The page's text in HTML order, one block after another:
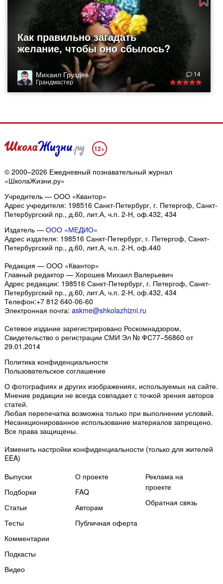
Как правильно загадать
желание, чтобы оно сбылось?
Михаил Груздев
Грандмастер
14
12+
© 2000–2026 Ежедневный познавательный журнал
«ШколаЖизни.ру»
Учредитель — ООО «Квантор»
Адрес учредителя: 198516 Санкт-Петербург, г. Петергоф, Санкт-
Петербургский пр., д.60, лит.А, ч.п. 2-Н, оф.432, 434
Издатель — ООО «МЕДИО»
Адрес издателя: 198516 Санкт-Петербург, г. Петергоф, Санкт-
Петербургский пр., д.60, лит.А, ч.п. 2-Н, оф.440
Редакция — ООО «Квантор»
Главный редактор — Хорошев Михаил Валерьевич
Адрес редакции: 198516 Санкт-Петербург, г. Петергоф, Санкт-
Петербургский пр., д.60, лит.А, ч.п. 2-Н, оф.432, 434
Телефон:+7 812 640-06-60
Электронная почта: askme@shkolazhizni.ru
Сетевое издание зарегистрировано Роскомнадзором,
Свидетельство о регистрации СМИ Эл № ФС77−56860 от
29.01.2014
Политика конфиденциальности
Пользовательское соглашение
О фотографиях и других изображениях, используемых на сайте.
Мнение редакции не всегда совпадает с точкой зрения авторов
статей.
Любая перепечатка возможна только при выполнении условий.
Несанкционированное использование материалов запрещено.
Все права защищены.
Изменить настройки конфиденциальности (только для жителей
EEA)
Выпуски
Подборки
Статьи
Тесты
Комментарии
Подкасты
Видео
О проекте
FAQ
Авторам
Публичная оферта
Реклама на
проекте
Обратная связь